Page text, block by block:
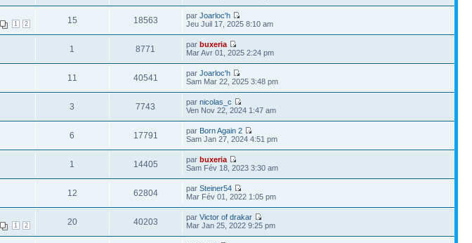
1 2 15 18563 parJoarloc'h
Jeu Juil 17, 2025 8:10 am
1 8771 parbuxeria
Mar Avr 01, 2025 2:24 pm
11 40541 parJoarloc'h
Sam Mar 22, 2025 3:48 pm
3 7743 parnicolas_c
Ven Nov 22, 2024 1:47 am
6 17791 par Born Again 2
Sam Jan 27, 2024 4:51 pm
1 14405 parbuxeria
Sam Fév 18, 2023 3:30 am
12 62804 parSteiner54
Mar Fév 01, 2022 1:05 pm
1 2 20 40203 parVictor of drakar
Mar Jan 25, 2022 9:25 pm